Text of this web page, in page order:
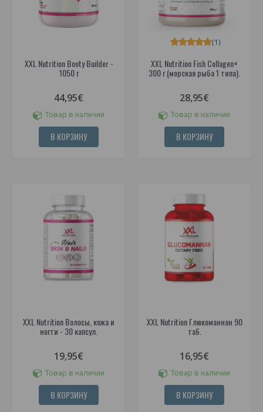
XXL Nutrition Booty Builder -
1050 г
44,95€
Товар в наличии
В КОРЗИНУ
XXL Nutrition Fish Collagen+
300 г (морская рыба 1 типа).
(1)
28,95€
Товар в наличии
В КОРЗИНУ
XXL Nutrition Волосы, кожа и
ногти - 30 капсул.
19,95€
Товар в наличии
В КОРЗИНУ
XXL Nutrition Глюкоманнан 90
таб.
16,95€
Товар в наличии
В КОРЗИНУ